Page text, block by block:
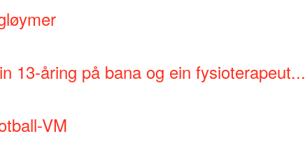
13-åring på bana og ein fysioterapeut...
VM